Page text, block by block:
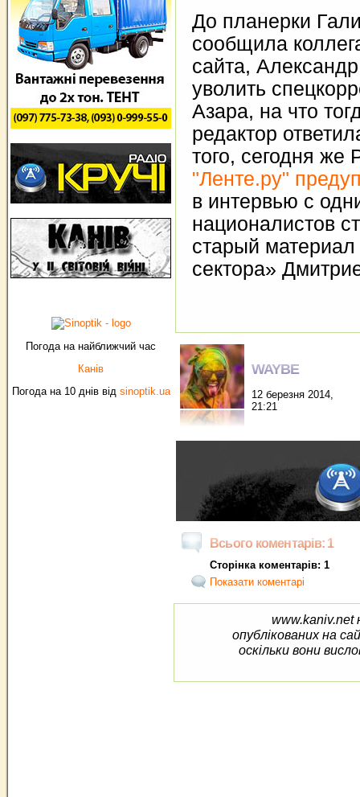
Погода на найближчий час
Канів
Погода на 10 днів від sinoptik.ua
До планерки
сообщила
сайта,
уволить
Азара, на что
редактор
того, сегодня же
"Ленте.ру"
в интервью с
националистов
старый
сектора»
WAYBE
12 березня 2014,
21:21
Всього коментарів: 1
Сторінка коментарів: 1
Показати коментарі
www.kaniv.net
опублікованих на
оскільки вони